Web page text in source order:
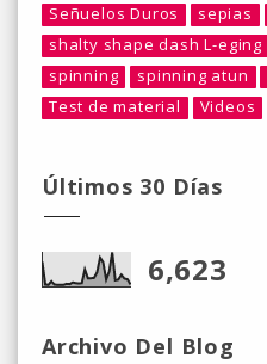
Señuelos Duros
sepias
shalty shape dash L-eging
spinning
spinning atun
Test de material
Videos
Últimos 30 Días
6,623
Archivo Del Blog